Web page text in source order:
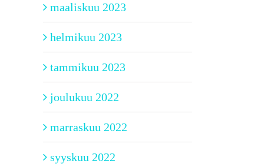
maaliskuu 2023
helmikuu 2023
tammikuu 2023
joulukuu 2022
marraskuu 2022
syyskuu 2022